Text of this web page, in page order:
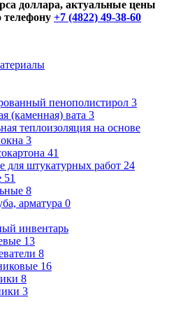
доллара, актуальные цены
телефону +7 (4822) 49-38-60
пенополистирол 3
(каменная) вата 3
теплоизоляция на основе
3
41
для штукатурных работ 24
51
8
арматура 0
инвентарь
13
8
16
8
3